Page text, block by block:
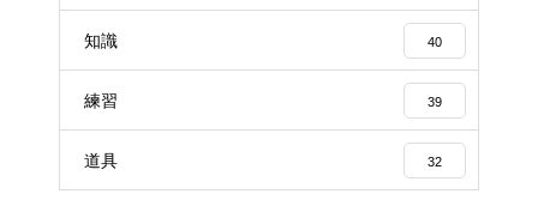
知識 40
練習 39
道具 32